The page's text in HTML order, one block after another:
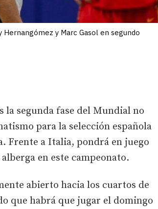
y Marc Gasol en segundo
la segunda fase del Mundial no
para la selección española
Frente a Italia, pondrá en juego
en este campeonato.
abierto hacia los cuartos de
que habrá que jugar el domingo